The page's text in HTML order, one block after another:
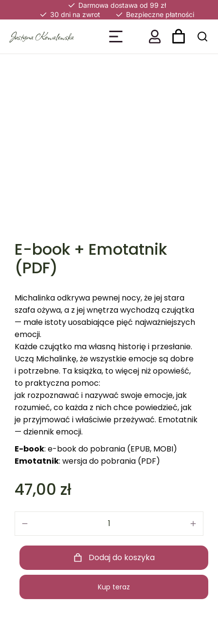
Darmowa dostawa od 99 zł
30 dni na zwrot
Bezpieczne płatności
Justyna Kowalewska
E-book + Emotatnik
(PDF)
Michalinka odkrywa pewnej nocy, że jej stara
szafa ożywa, a z jej wnętrza wychodzą czujątka
— małe istoty uosabiające pięć najważniejszych
emocji.
Każde czujątko ma własną historię i przesłanie.
Uczą Michalinkę, że wszystkie emocje są dobre
i potrzebne. Ta książka, to więcej niż opowieść,
to praktyczna pomoc:
jak rozpoznawać i nazywać swoje emocje, jak
rozumieć, co każda z nich chce powiedzieć, jak
je przyjmować i właściwie przeżywać. Emotatnik
— dziennik emocji.
E-book: e-book do pobrania (EPUB, MOBI)
Emotatnik: wersja do pobrania (PDF)
47,00 zł
Kup teraz
Dodaj do koszyka